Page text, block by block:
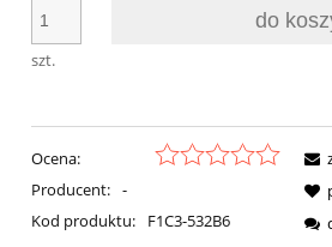
szt.
do
Ocena:
Producent: -
Kod produktu:
F1C3-532B6